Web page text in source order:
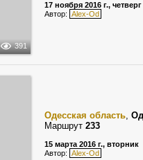
391
17 ноября 2016 г., четверг
Автор: Alex-Od
Одесская область,
Маршрут 233
15 марта 2016 г., вторник
Автор: Alex-Od